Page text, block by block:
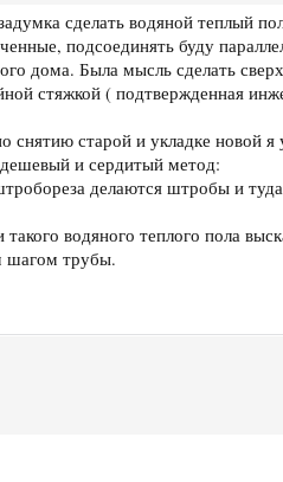
сделать водяной теплый
подсоединять буду
дома. Была мысль сделать
стяжкой ( подтвержденная
снятию старой и укладке новой я
и сердитый метод:
делаются штробы и туда
водяного теплого пола
шагом трубы.